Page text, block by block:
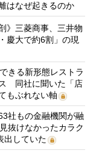
はなぜ起きるのか
》三菱商事、三井物
慶大で約6割」の現
きる新形態レストラ
同社に聞いた「店
もぶれない軸
社もの金融機関が融
抜けなかったカラク
出していた